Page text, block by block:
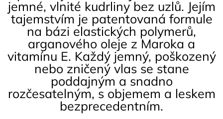
jemné, vlnité kudrliny bez uzlů. Jejím
tajemstvím je patentovaná formule
na bázi elastických polymerů,
arganového oleje z Maroka a
vitamínu E. Každý jemný, poškozený
nebo zničený vlas se stane
poddajným a snadno
rozčesatelným, s objemem a leskem
bezprecedentním.